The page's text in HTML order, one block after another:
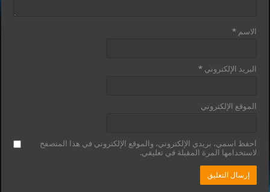
الاسم*
البريد الإلكتروني*
الموقع الإلكتروني
احفظ اسمي، بريدي الإلكتروني، والموقع الإلكتروني في هذا المتصفح
لاستخدامها المرة المقبلة في تعليقي.